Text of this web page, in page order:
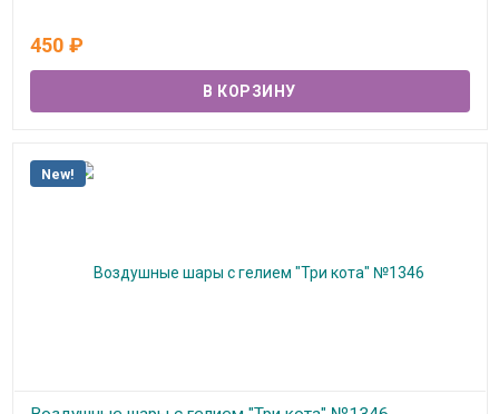
450 ₽
New!